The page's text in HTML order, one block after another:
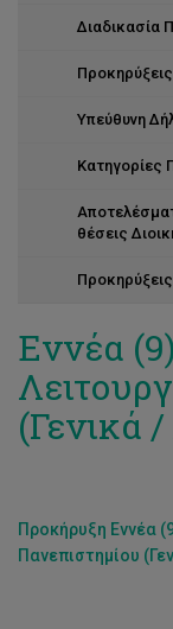
Διαδικασία
Υπεύθυνη
Κατηγορίες
θέσεις
Εννέα
(Γενικά
Προκήρυξη Εννέα
Πανεπιστημίου